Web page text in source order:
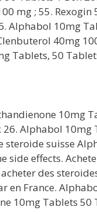
mg ; 55.
Alphabol 10mg
40mg
Tablets, 50
10mg
26. Alphabol 10mg
steroide suisse
side effects.
des
en France.
10mg Tablets 50